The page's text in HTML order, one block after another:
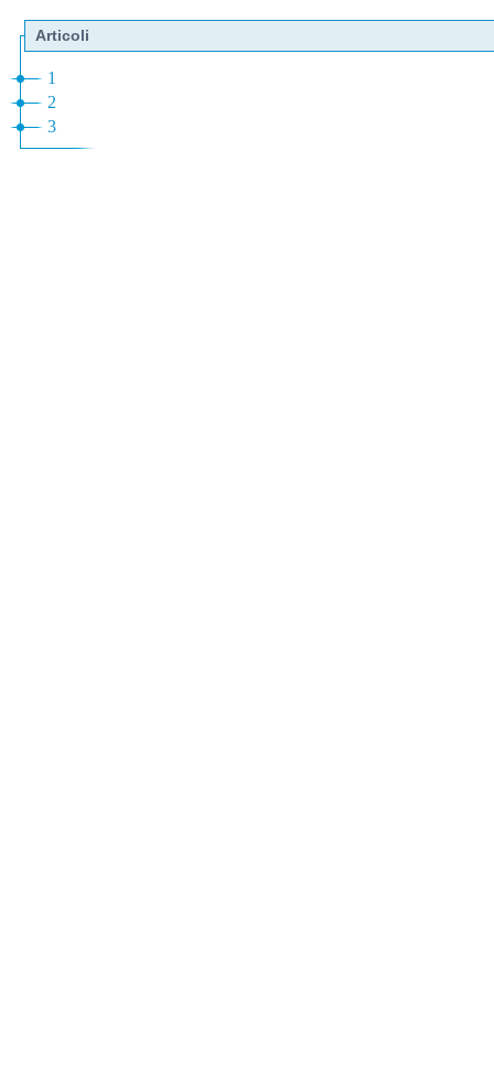
Articoli
1
2
3